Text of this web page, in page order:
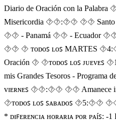
Diario de Oración con la
Misericordia ⯑⯑:⯑⯑ ⯑⯑ Santo
⯑⯑ - Panamá ⯑⯑ - Ecuador
⯑⯑ ⯑ ᴛᴏᴅᴏꜱ ʟᴏꜱ MARTES
Oración ⯑ ⯑ᴛᴏᴅᴏꜱ ʟᴏꜱ ᴊᴜᴇᴠᴇꜱ
mis Grandes Tesoros -
ᴠɪᴇʀɴᴇꜱ ⯑⯑:⯑⯑ ⯑⯑ Amanece
⯑ᴛᴏᴅᴏꜱ ʟᴏꜱ ꜱᴀʙᴀᴅᴏꜱ ⯑5:⯑⯑
* ᴅɪꜰᴇʀᴇɴᴄɪᴀ ʜᴏʀᴀʀɪᴀ ᴩᴏʀ ᴩᴀíꜱ: